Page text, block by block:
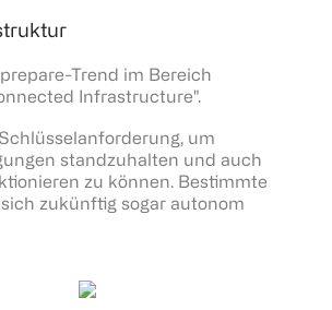
Trend im Bereich
Infrastructure".
um
standzuhalten und auch
zu können. Bestimmte
zukünftig sogar autonom